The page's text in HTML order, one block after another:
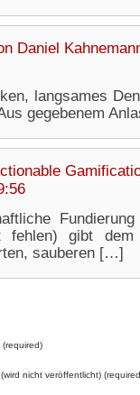
Daniel
langsames
gegebenem
gibt dem
sauberen […]
(required)
nicht veröffentlicht)